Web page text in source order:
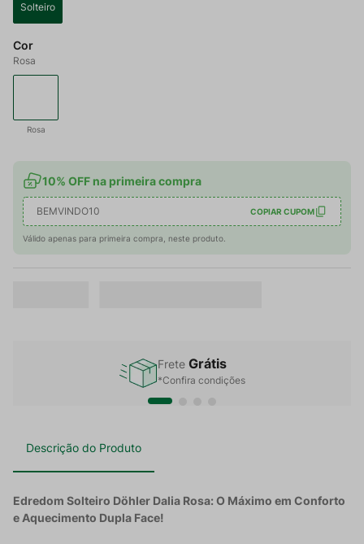
Solteiro
Cor
Rosa
Rosa
10% OFF na primeira compra
BEMVINDO10 COPIAR CUPOM
Válido apenas para primeira compra, neste produto.
Frete Grátis
*Confira condições
Descrição do Produto
Edredom Solteiro Döhler Dalia Rosa: O Máximo em Conforto
e Aquecimento Dupla Face!